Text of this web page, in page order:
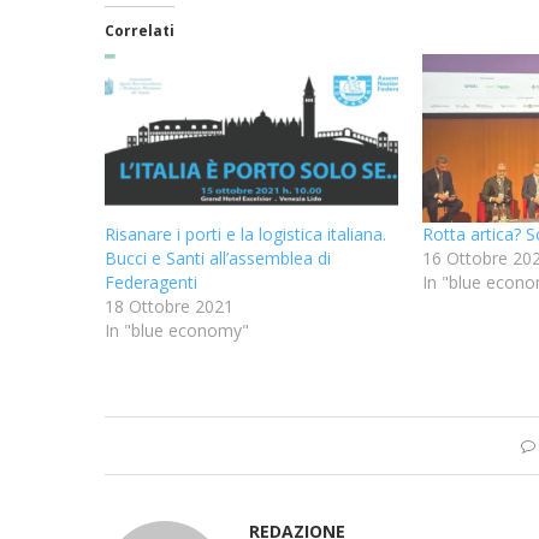
Correlati
Risanare i porti e la logistica italiana.
Bucci e Santi all’assemblea di
Federagenti
18 Ottobre 2021
In "blue economy"
Rotta artica?
16 Ottobre
In "blue
REDAZIONE